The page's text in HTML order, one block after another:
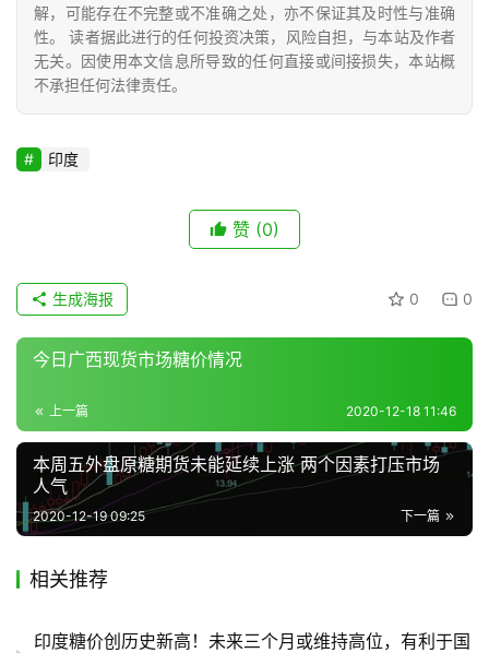
报
价
题
频
道
业
产
销
储
解，可能存在不完整或不准确之处，亦不保证其及时性与准确
性。 读者据此进行的任何投资决策，风险自担，与本站及作者
无关。因使用本文信息所导致的任何直接或间接损失，本站概
不承担任何法律责任。
印度
赞 (0)
0 0
生成海报
今日广西现货市场糖价情况
上一篇 2020-12-18 11:46
本周五外盘原糖期货未能延续上涨 两个因素打压市场
人气
下一篇
2020-12-19 09:25
相关推荐
印度糖价创历史新高！未来三个月或维持高位，有利于国